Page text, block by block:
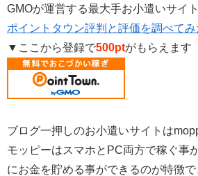
GMOが運営する最大手お小遣いサイ
ポイントタウン評判と評価を調べて
▼ここから登録で500ptがもらえます
ブログ一押しのお小遣いサイトは
モッピーはスマホとPC両方で稼ぐ事
にお金を貯める事ができるのが特徴